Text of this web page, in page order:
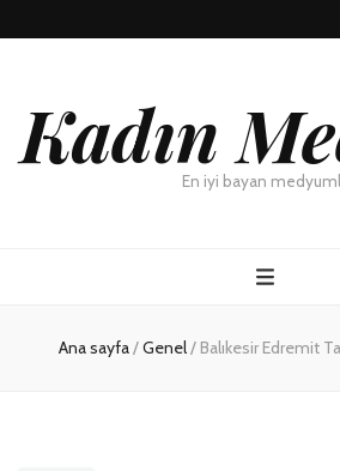
KadınEn iyi bayan
Ana sayfa/Genel/ Balıkesir Edremit